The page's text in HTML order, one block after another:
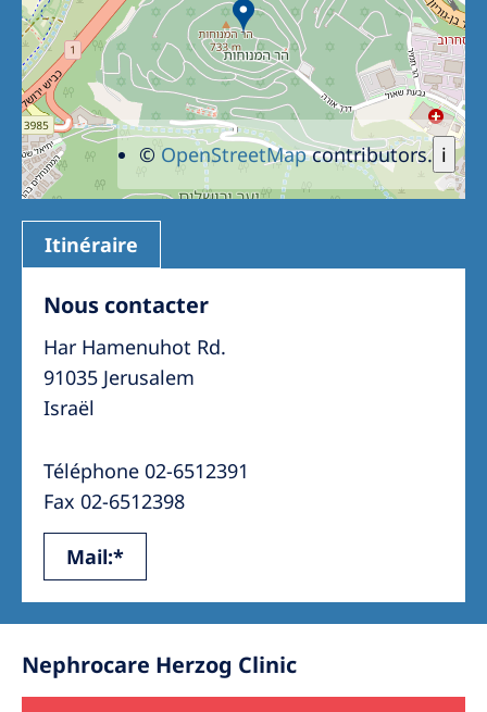
i
© OpenStreetMapcontributors.
Itinéraire
Nous contacter
Har Hamenuhot Rd.
91035 Jerusalem
Israël
Téléphone 02-6512391
Fax 02-6512398
Mail:*
Nephrocare Herzog Clinic